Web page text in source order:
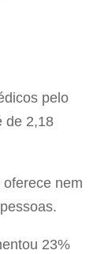
pelo
de 2,18
nem
23%